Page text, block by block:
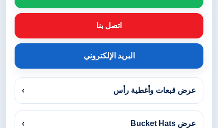
اتصل بنا
البريد الإلكتروني
عرض قبعات وأغطية رأس ›
عرض Bucket Hats ›